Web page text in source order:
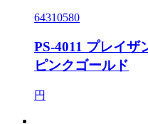
64310580
PS-4011 プレイザ
ピンクゴールド
円